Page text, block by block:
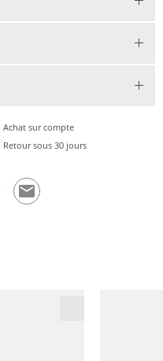
Achat sur compte
Retour sous 30 jours